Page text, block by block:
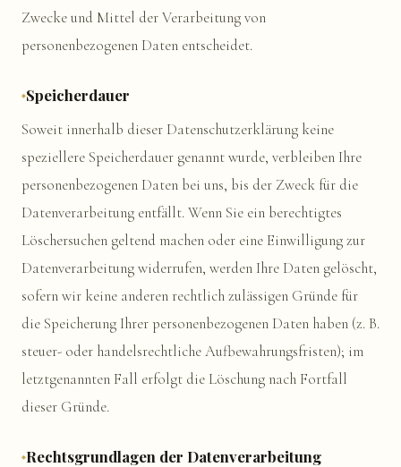
Zwecke und Mittel der Verarbeitung von
personenbezogenen Daten entscheidet.
Speicherdauer
Soweit innerhalb dieser Datenschutzerklärung keine
speziellere Speicherdauer genannt wurde, verbleiben Ihre
personenbezogenen Daten bei uns, bis der Zweck für die
Datenverarbeitung entfällt. Wenn Sie ein berechtigtes
Löschersuchen geltend machen oder eine Einwilligung zur
Datenverarbeitung widerrufen, werden Ihre Daten gelöscht,
sofern wir keine anderen rechtlich zulässigen Gründe für
die Speicherung Ihrer personenbezogenen Daten haben (z. B.
steuer- oder handelsrechtliche Aufbewahrungsfristen); im
letztgenannten Fall erfolgt die Löschung nach Fortfall
dieser Gründe.
Rechtsgrundlagen der Datenverarbeitung